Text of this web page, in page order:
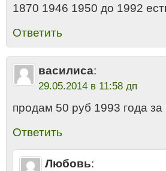
1870 1946 1950 до 1992
Ответить
василиса:
29.05.2014 в 11:58 дп
продам 50 руб 1993 года
Ответить
Любовь: